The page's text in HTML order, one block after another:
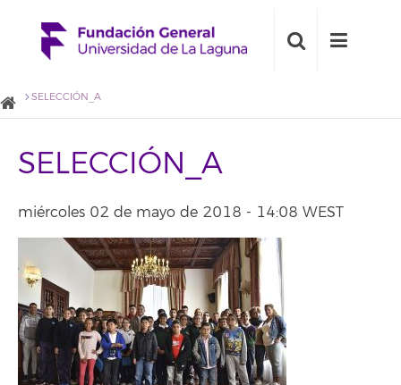
SELECCIÓN_A
SELECCIÓN_A
miércoles 02 de mayo de 2018 - 14:08 WEST